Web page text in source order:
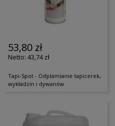
53,80 zł
43,74 zł
Tapi-Spot - Odplamianie tapicerek,
wykładzin i dywanów